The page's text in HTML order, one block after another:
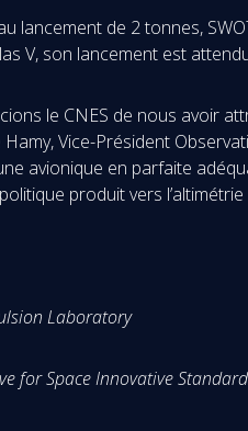
lancement de 2 tonnes,
V, son lancement est
le CNES de nous avoir
Vice-Président
avionique en parfaite
produit vers
Laboratory
for Space Innovative